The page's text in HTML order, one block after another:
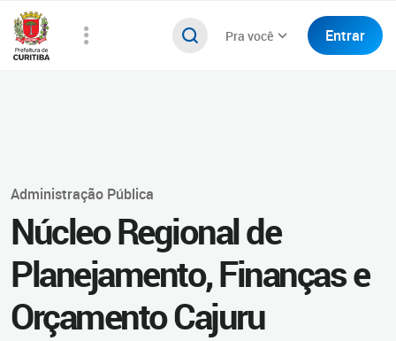
Pra você Entrar
Administração Pública
Núcleo Regional de
Planejamento, Finanças e
Orçamento Cajuru